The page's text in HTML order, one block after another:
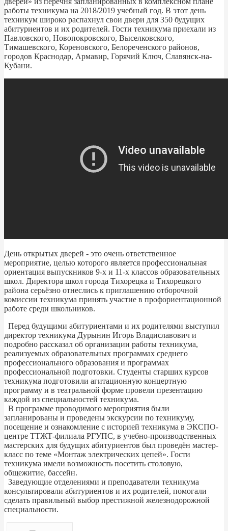
работы техникума на 2018/2019 учебный год. В этот день
техникум широко распахнул свои двери для 350 будущих
абитуриентов и их родителей. Гости техникума приехали из
Павловского, Новопокровского, Выселковского,
Тимашевского, Кореновского, Белореченского районов,
городов Краснодар, Армавир, Горячий Ключ, Славянск-на-
Кубани.
День открытых дверей - это очень ответственное
мероприятие, целью которого является профессиональная
ориентация выпускников 9-х и 11-х классов образовательных
школ. Директора школ города Тихорецка и Тихорецкого
района серьёзно отнеслись к приглашению отборочной
комиссии техникума принять участие в профориентационной
работе среди школьников.
Перед будущими абитуриентами и их родителями выступил
директор техникума Дурынин Игорь Владиславович и
подробно рассказал об организации работы техникума,
реализуемых образовательных программах среднего
профессионального образования и программах
профессиональной подготовки. Студенты старших курсов
техникума подготовили агитационную концертную
программу и в театральной форме провели презентацию
каждой из специальностей техникума.
В программе проводимого мероприятия были
запланированы и проведены экскурсии по техникуму,
посещение и ознакомление с историей техникума в ЭКСПО-
центре ТТЖТ-филиала РГУПС, в учебно-производственных
мастерских для будущих абитуриентов был проведён мастер-
класс по теме «Монтаж электрических цепей». Гости
техникума имели возможность посетить столовую,
общежитие, бассейн.
Заведующие отделениями и преподаватели техникума
консультировали абитуриентов и их родителей, помогали
сделать правильный выбор престижной железнодорожной
специальности.